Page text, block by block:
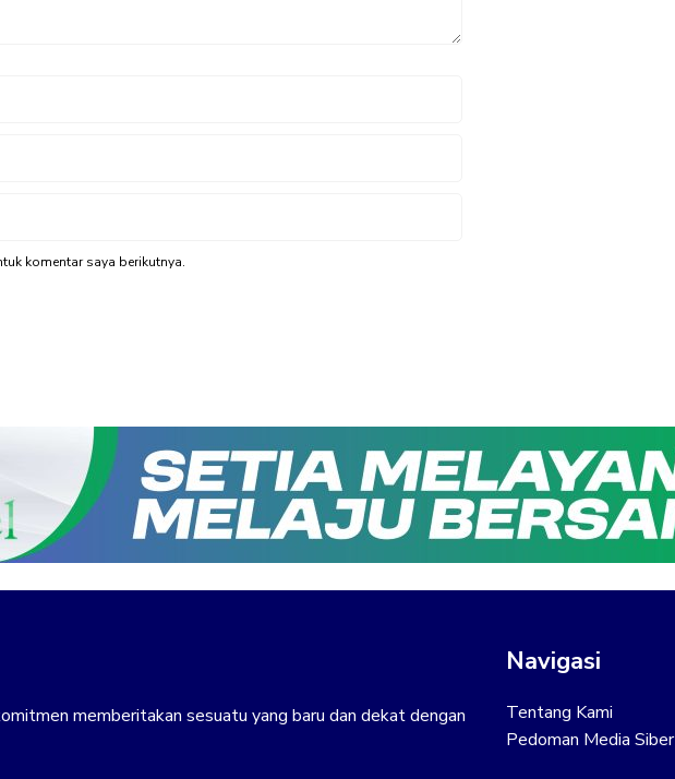
komentar saya berikutnya.
memberitakan sesuatu yang baru dan dekat dengan
Navigasi
Tentang Kami
Pedoman Media Siber